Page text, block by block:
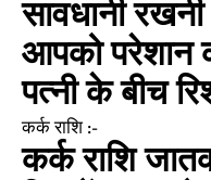
सावधानी
आपको परेशान
पत्नी के बीच
कर्क राशि :-
कर्क राशि